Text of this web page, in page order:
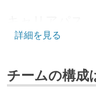
エンジニアの人
社内で、バック
など、キャリア
詳細を見る
チームの構成